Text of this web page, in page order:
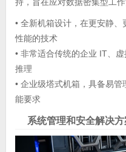
• 全新机箱设计，在更安静、
性能的技术
• 非常适合传统的企业 IT、
推理
• 企业级塔式机箱，具备易
能要求
系统管理和安全解决方